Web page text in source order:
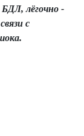
БДЛ, лёгочно -
с